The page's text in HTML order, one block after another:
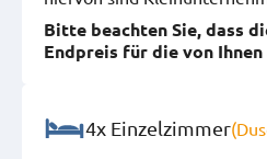
Bitte beachten Sie, dass
Endpreis für die von
4x Einzelzimmer